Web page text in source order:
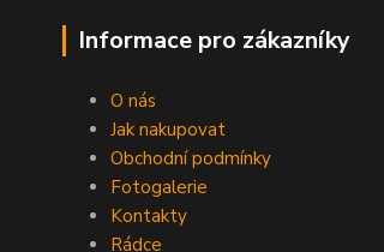
Informace pro zákazníky
O nás
Jak nakupovat
Obchodní podmínky
Fotogalerie
Kontakty
Rádce